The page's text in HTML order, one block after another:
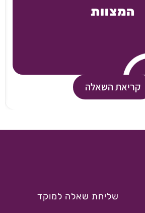
המצוות
קריאת השאלה
שליחת שאלה למוקד